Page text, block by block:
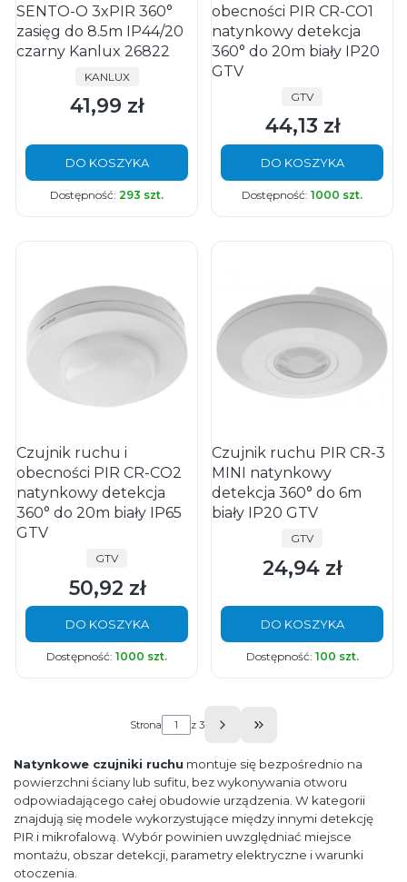
SENTO-O 3xPIR 360°
zasięg do 8.5m IP44/20
czarny Kanlux 26822
PRODUCENT
KANLUX
Cena
41,99 zł
DO KOSZYKA
Dostępność: 293 szt.
obecności PIR CR-CO1
natynkowy detekcja
360° do 20m biały IP20
GTV
PRODUCENT
GTV
Cena
44,13 zł
DO KOSZYKA
Dostępność: 1000 szt.
Czujnik ruchu i
obecności PIR CR-CO2
natynkowy detekcja
360° do 20m biały IP65
GTV
PRODUCENT
GTV
Cena
50,92 zł
DO KOSZYKA
Dostępność: 1000 szt.
Czujnik ruchu PIR CR-3
MINI natynkowy
detekcja 360° do 6m
biały IP20 GTV
PRODUCENT
GTV
Cena
24,94 zł
DO KOSZYKA
Dostępność: 100 szt.
Strona z 3
Przejdź do ostatniej
Natynkowe czujniki ruchu montuje się bezpośrednio na
powierzchni ściany lub sufitu, bez wykonywania otworu
odpowiadającego całej obudowie urządzenia. W kategorii
znajdują się modele wykorzystujące między innymi detekcję
PIR i mikrofalową. Wybór powinien uwzględniać miejsce
montażu, obszar detekcji, parametry elektryczne i warunki
otoczenia.